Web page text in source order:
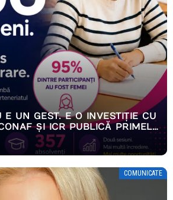
E UN GEST. E O INVESTIȚIE CU
ȘI ICR PUBLICĂ PRIMELE
ALE PROGRAMULUI
COMUNICATE